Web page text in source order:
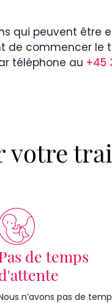
qui peuvent être
de commencer le
téléphone au +45
votre
de temps
Nous n’avons pas de